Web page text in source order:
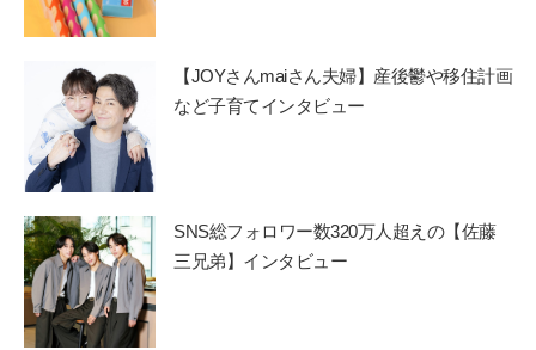
【JOYさんmaiさん夫婦】産後鬱や移住計画
など子育てインタビュー
SNS総フォロワー数320万人超えの【佐藤
三兄弟】インタビュー